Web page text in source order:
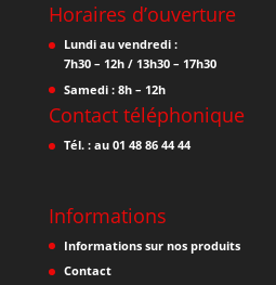
Horaires d’ouverture
Lundi au vendredi :
7h30 – 12h / 13h30 – 17h30
Samedi : 8h – 12h
Contact téléphonique
Tél. : au 01 48 86 44 44
Informations
Informations sur nos produits
Contact